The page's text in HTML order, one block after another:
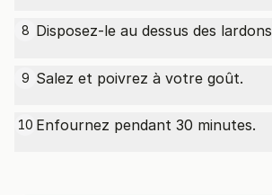
8 Disposez-le au dessus des lardons
9 Salez et poivrez à votre goût.
10 Enfournez pendant 30 minutes.